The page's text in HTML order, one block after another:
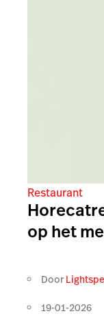
Restaurant
op het
Door
19-01-2026